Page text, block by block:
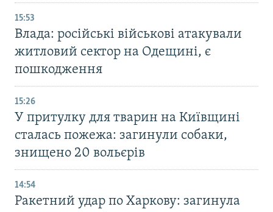
15:53
Влада: російські військові атакували
житловий сектор на Одещині, є
пошкодження
15:26
У притулку для тварин на Київщині
сталась пожежа: загинули собаки,
знищено 20 вольєрів
14:54
Ракетний удар по Харкову: загинула